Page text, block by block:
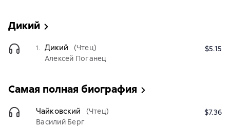
Дикий
1. Дикий
(Чтец)
Алексей Поганец
$5.15
Самая полная биография
Чайковский
(Чтец)
Василий Берг
$7.36